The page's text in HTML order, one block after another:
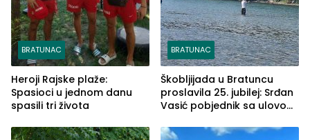
BRATUNAC
Heroji Rajske plaže:
Spasioci u jednom danu
spasili tri života
BRATUNAC
Škobljijada u Bratuncu
proslavila 25. jubilej: Srđan
Vasić pobjednik sa ulovom